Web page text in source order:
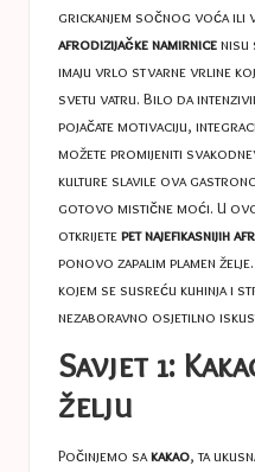
grickanjem sočnog voća ili
afrodizijačke namirnicenisu
imaju vrlo stvarne vrline
svetu vatru. Bilo da
pojačate motivaciju,
možete promijeniti
kulture slavile ova
gotovo mistične moći. U
otkrijetepet najefikasnijih
ponovo zapalim plamen
kojem se susreću kuhinja i
nezaboravno osjetilno
Savjet 1:
želju
Počinjemo sakakao, ta